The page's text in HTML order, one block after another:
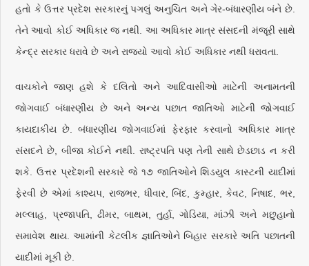
હતો કે ઉત્તર પ્રદેશ સરકારનું પગલું અનુચિત અને ગેર-બંધારણીય બંને છે.
તેને આવો કોઈ અધિકાર જ નથી. આ અધિકાર માત્ર સંસદની મંજૂરી સાથે
કેન્દ્ર સરકાર ધરાવે છે અને રાજ્યો આવો કોઈ અધિકાર નથી ધરાવતા.
વાચકોને જાણ હશે કે દલિતો અને આદિવાસીઓ માટેની અનામતની
જોગવાઈ બંધારણીય છે અને અન્ય પછાત જાતિઓ માટેની જોગવાઈ
કાયદાકીય છે. બંધારણીય જોગવાઈમાં ફેરફાર કરવાનો અધિકાર માત્ર
સંસદને છે, બીજા કોઈને નથી. રાષ્ટ્રપતિ પણ તેની સાથે છેડછાડ ન કરી
શકે. ઉત્તર પ્રદેશની સરકારે જે ૧૭ જાતિઓને શિડયુલ કાસ્ટની યાદીમાં
ફેરવી છે એમાં કાશ્યપ, રાજભર, ધીવાર, બિંદ, કુમ્હાર, કેવટ, નિષાદ, ભર,
મલ્લાહ, પ્રજાપતિ, ઢીમર, બાથમ, તુર્હા, ગોડિયા, માંઝી અને મછુહાનો
સમાવેશ થાય. આમાંની કેટલીક જ્ઞાતિઓને બિહાર સરકારે અતિ પછાતની
યાદીમાં મૂકી છે.